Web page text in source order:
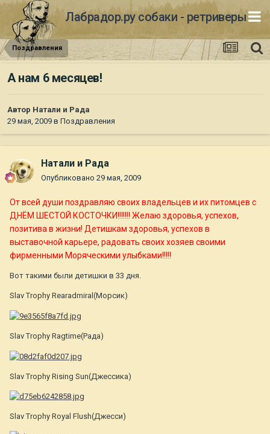
Лабрадор.ру собаки - ретриверы
Поздравления
А нам 6 месяцев!
Автор Натали и Рада
29 мая, 2009 в Поздравления
Натали и Рада
Опубликовано 29 мая, 2009
От всей души поздравляю своих владельцев и их питомцев с
ДНЁМ ШЕСТОЙ КОСТОЧКИ!!!!!!! Желаю здоровья, успехов,
позитива в жизни! Детишкам здоровья, успехов в
выставочной карьере, радовать своих хозяев своими
фирменными Моряческими улыбками!!!!!
Вот такими были детишки в 33 дня.
Slav Trophy Rearadmiral(Морсик)
Slav Trophy Ragtime(Рада)
Slav Trophy Rising Sun(Джессика)
Slav Trophy Royal Flush(Джесси)